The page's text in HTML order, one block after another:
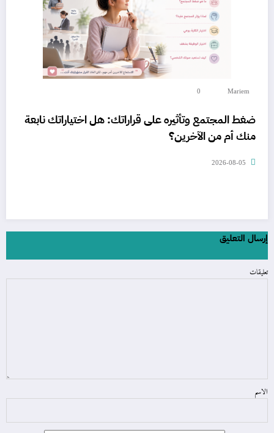
Mariem
0
ضغط المجتمع وتأثيره على قراراتك: هل اختياراتك نابعة
منك أم من الآخرين؟
2026-08-05
إرسال التعليق
تعليقات
الاسم